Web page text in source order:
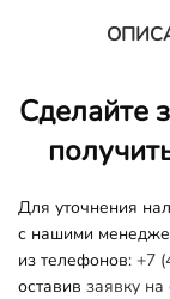
Сделайте
Для уточнения
с нашими
из телефонов: +7
оставив заявку на